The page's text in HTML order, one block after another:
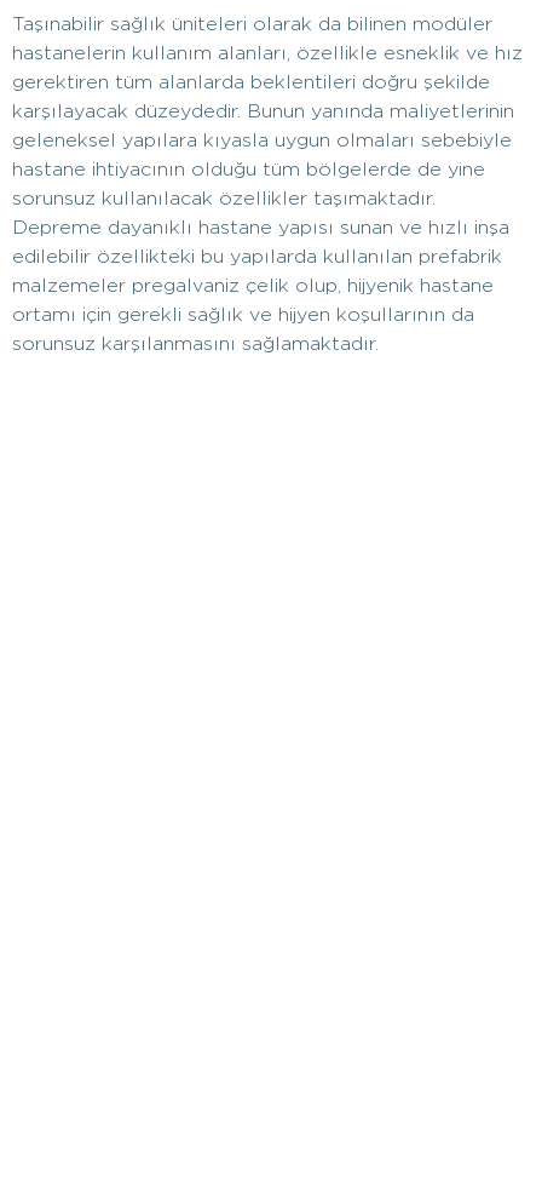
Taşınabilir sağlık üniteleri olarak da bilinen modüler
hastanelerin kullanım alanları, özellikle esneklik ve hız
gerektiren tüm alanlarda beklentileri doğru şekilde
karşılayacak düzeydedir. Bunun yanında maliyetlerinin
geleneksel yapılara kıyasla uygun olmaları sebebiyle
hastane ihtiyacının olduğu tüm bölgelerde de yine
sorunsuz kullanılacak özellikler taşımaktadır.
Depreme dayanıklı hastane yapısı sunan ve hızlı inşa
edilebilir özellikteki bu yapılarda kullanılan prefabrik
malzemeler pregalvaniz çelik olup, hijyenik hastane
ortamı için gerekli sağlık ve hijyen koşullarının da
sorunsuz karşılanmasını sağlamaktadır.